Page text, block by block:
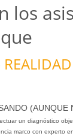
los
(AUNQUE
un diagnóstico
marco con experto